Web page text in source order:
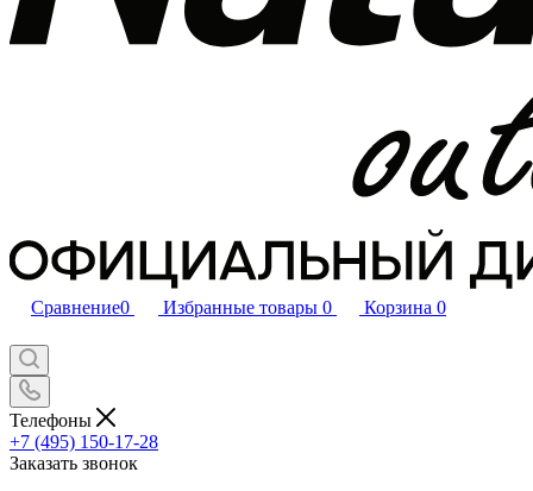
Сравнение0 Избранные товары 0 Корзина 0
Телефоны
+7 (495) 150-17-28
Заказать звонок